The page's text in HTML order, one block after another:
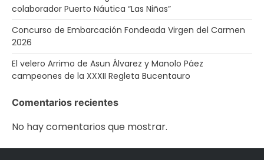
colaborador Puerto Náutica “Las Niñas”
Concurso de Embarcación Fondeada Virgen del Carmen
2026
El velero Arrimo de Asun Álvarez y Manolo Páez
campeones de la XXXII Regleta Bucentauro
Comentarios recientes
No hay comentarios que mostrar.